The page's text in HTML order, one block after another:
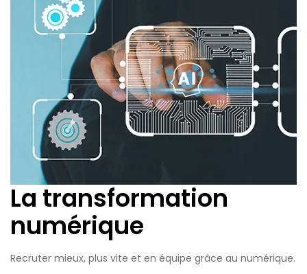
La transformation
numérique
Recruter mieux, plus vite et en équipe grâce au numérique.